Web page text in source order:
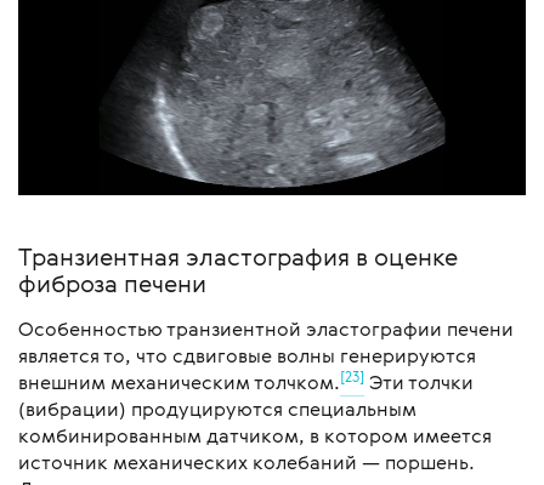
Транзиентная эластография в оценке
фиброза печени
Особенностью транзиентной эластографии печени
является то, что сдвиговые волны генерируются
внешним механическим толчком.[23] Эти толчки
(вибрации) продуцируются специальным
комбинированным датчиком, в котором имеется
источник механических колебаний — поршень.